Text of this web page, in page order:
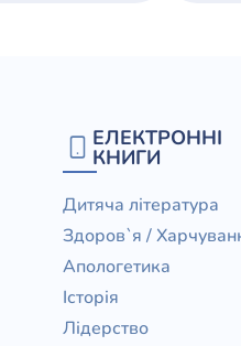
ЕЛЕКТРОННІ
КНИГИ
Дитяча література
Здоров`я /
Апологетика
Історія
Лідерство